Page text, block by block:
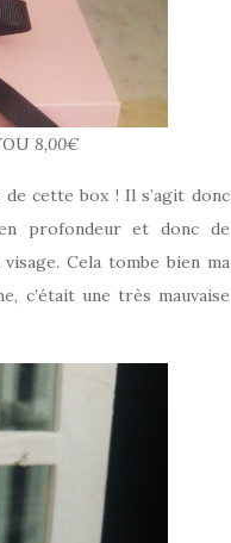
8,00€
cette box ! Il s’agit donc
profondeur et donc de
Cela tombe bien ma
c’était une très mauvaise